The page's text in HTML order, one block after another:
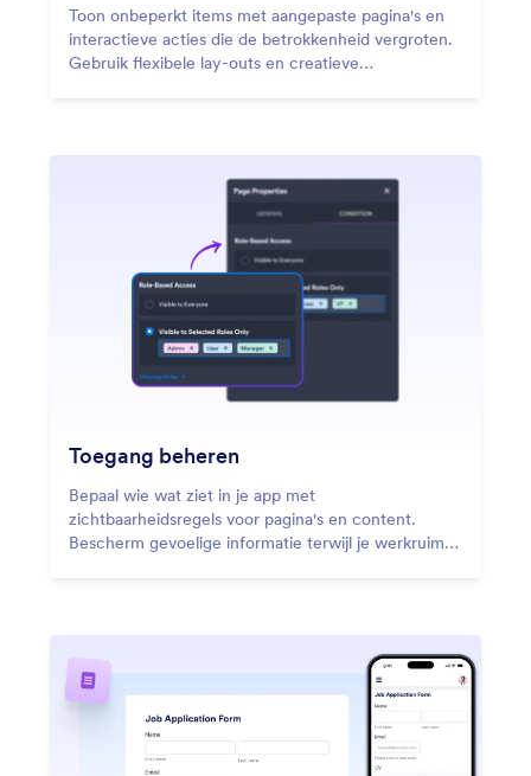
Toon onbeperkt items met aangepaste pagina's en
interactieve acties die de betrokkenheid vergroten.
Gebruik flexibele lay-outs en creatieve
Toegang beheren
Bepaal wie wat ziet in je app met
zichtbaarheidsregels voor pagina's en content.
Bescherm gevoelige informatie terwijl je werkruimte